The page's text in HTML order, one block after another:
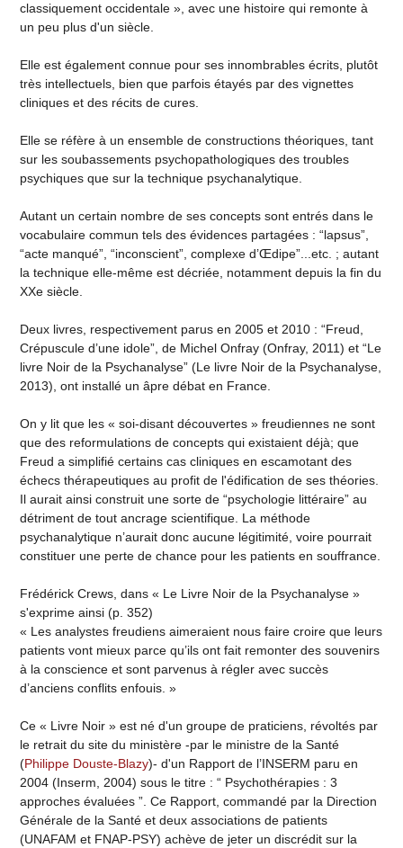
classiquement occidentale », avec une histoire qui remonte à
un peu plus d'un siècle.
Elle est également connue pour ses innombrables écrits, plutôt
très intellectuels, bien que parfois étayés par des vignettes
cliniques et des récits de cures.
Elle se réfère à un ensemble de constructions théoriques, tant
sur les soubassements psychopathologiques des troubles
psychiques que sur la technique psychanalytique.
Autant un certain nombre de ses concepts sont entrés dans le
vocabulaire commun tels des évidences partagées : “lapsus”,
“acte manqué”, “inconscient”, complexe d’Œdipe”...etc. ; autant
la technique elle-même est décriée, notamment depuis la fin du
XXe siècle.
Deux livres, respectivement parus en 2005 et 2010 : “Freud,
Crépuscule d’une idole”, de Michel Onfray (Onfray, 2011) et “Le
livre Noir de la Psychanalyse” (Le livre Noir de la Psychanalyse,
2013), ont installé un âpre débat en France.
On y lit que les « soi-disant découvertes » freudiennes ne sont
que des reformulations de concepts qui existaient déjà; que
Freud a simplifié certains cas cliniques en escamotant des
échecs thérapeutiques au profit de l'édification de ses théories.
Il aurait ainsi construit une sorte de “psychologie littéraire” au
détriment de tout ancrage scientifique. La méthode
psychanalytique n’aurait donc aucune légitimité, voire pourrait
constituer une perte de chance pour les patients en souffrance.
Frédérick Crews, dans « Le Livre Noir de la Psychanalyse »
s'exprime ainsi (p. 352)
« Les analystes freudiens aimeraient nous faire croire que leurs
patients vont mieux parce qu’ils ont fait remonter des souvenirs
à la conscience et sont parvenus à régler avec succès
d’anciens conflits enfouis. »
Ce « Livre Noir » est né d'un groupe de praticiens, révoltés par
le retrait du site du ministère -par le ministre de la Santé
(Philippe Douste-Blazy)- d'un Rapport de l’INSERM paru en
2004 (Inserm, 2004) sous le titre : “ Psychothérapies : 3
approches évaluées ”. Ce Rapport, commandé par la Direction
Générale de la Santé et deux associations de patients
(UNAFAM et FNAP-PSY) achève de jeter un discrédit sur la